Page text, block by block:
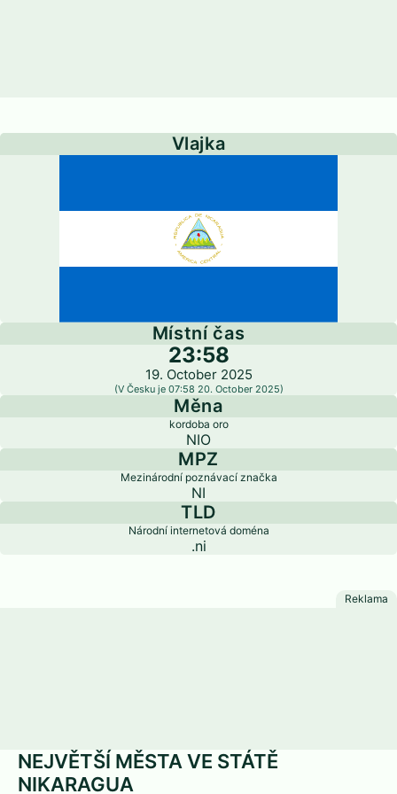
Vlajka
Místní čas
23:58
19. October 2025
(V Česku je 07:58 20. October 2025)
Měna
kordoba oro
NIO
MPZ
Mezinárodní poznávací značka
NI
TLD
Národní internetová doména
.ni
NEJVĚTŠÍ MĚSTA VE STÁTĚ
NIKARAGUA